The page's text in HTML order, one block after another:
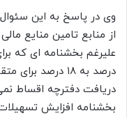
وی در پاسخ به این
از منابع تامین منایع
علیرغم بخشنامه ای که
درصد به ۱۸
دریافت دفترچه اقساط